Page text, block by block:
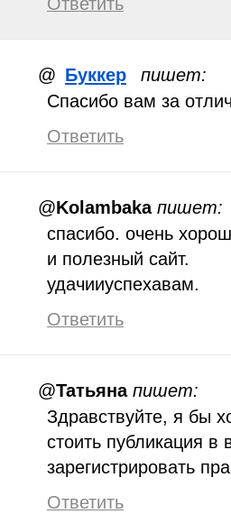
@ Буккер
пишет:
Спасибо вам за
Ответить
@Kolambaka пишет:
спасибо. очень
и полезный сайт.
удачииуспехавам.
Ответить
@Татьяна пишет:
Здравствуйте, я бы
стоить публикация
зарегистрировать
Ответить